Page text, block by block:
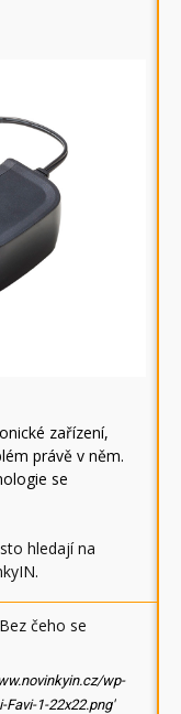
zařízení,
právě v něm.
se
hledají na
.
čeho se
wp-
1-22x22.png'